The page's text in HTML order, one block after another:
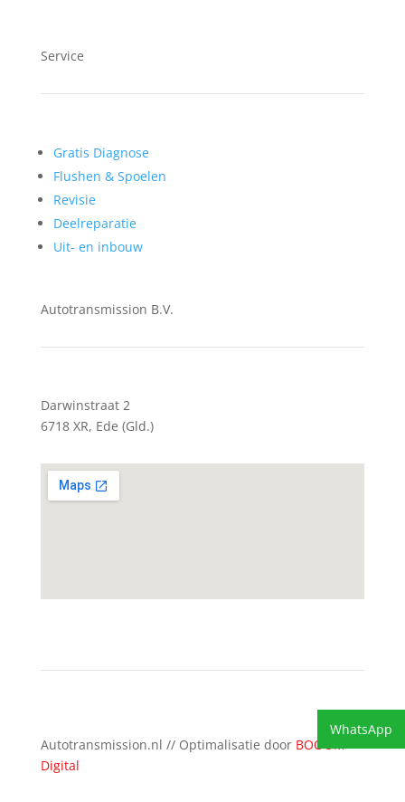
Service
Gratis Diagnose
Flushen & Spoelen
Revisie
Deelreparatie
Uit- en inbouw
Autotransmission B.V.
Darwinstraat 2
6718 XR, Ede (Gld.)
Autotransmission.nl // Optimalisatie door BOOOM
Digital
WhatsApp